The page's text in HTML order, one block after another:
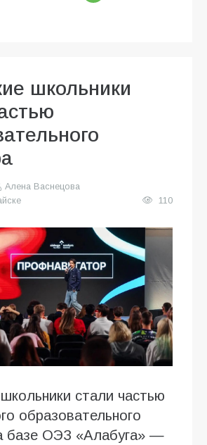
школьники
Алена Васнецова
110
стали частью
образовательного
базе ОЭЗ «Алабуга» —